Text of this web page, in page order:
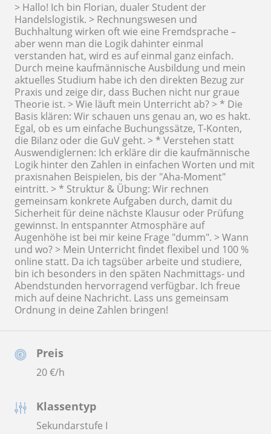
Preis
20€/h
Klassentyp
Sekundarstufe I
> Hallo! Ich bin Florian, dualer Student der
Handelslogistik. > Rechnungswesen und
Buchhaltung wirken oft wie eine Fremdsprache –
aber wenn man die Logik dahinter einmal
verstanden hat, wird es auf einmal ganz einfach.
Durch meine kaufmännische Ausbildung und mein
aktuelles Studium habe ich den direkten Bezug zur
Praxis und zeige dir, dass Buchen nicht nur graue
Theorie ist. > Wie läuft mein Unterricht ab? > * Die
Basis klären: Wir schauen uns genau an, wo es hakt.
Egal, ob es um einfache Buchungssätze, T-Konten,
die Bilanz oder die GuV geht. > * Verstehen statt
Auswendiglernen: Ich erkläre dir die kaufmännische
Logik hinter den Zahlen in einfachen Worten und mit
praxisnahen Beispielen, bis der "Aha-Moment"
eintritt. > * Struktur & Übung: Wir rechnen
gemeinsam konkrete Aufgaben durch, damit du
Sicherheit für deine nächste Klausur oder Prüfung
gewinnst. In entspannter Atmosphäre auf
Augenhöhe ist bei mir keine Frage "dumm". > Wann
und wo? > Mein Unterricht findet flexibel und 100 %
online statt. Da ich tagsüber arbeite und studiere,
bin ich besonders in den späten Nachmittags- und
Abendstunden hervorragend verfügbar. Ich freue
mich auf deine Nachricht. Lass uns gemeinsam
Ordnung in deine Zahlen bringen!